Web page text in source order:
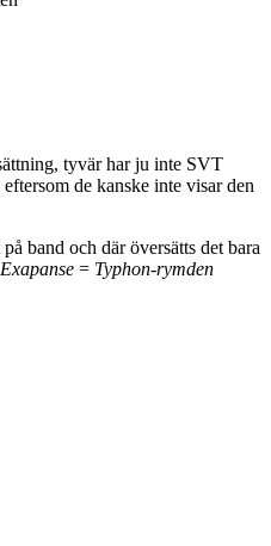
tyvär har ju inte SVT
de kanske inte visar den
band och där översätts det bara
= Typhon-rymden